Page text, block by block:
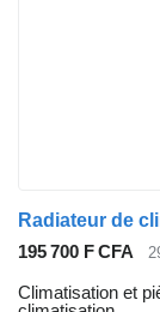
195 700 F CFA
Climatisation et